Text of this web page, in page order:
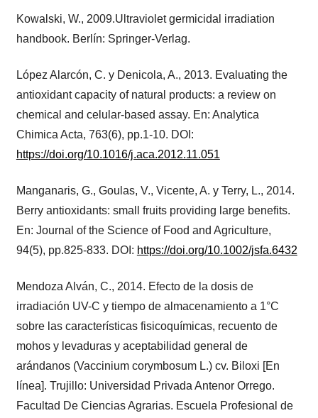
Kowalski, W., 2009.Ultraviolet germicidal irradiation
handbook. Berlín: Springer-Verlag.
López Alarcón, C. y Denicola, A., 2013. Evaluating the
antioxidant capacity of natural products: a review on
chemical and celular-based assay. En: Analytica
Chimica Acta, 763(6), pp.1-10. DOI:
https://doi.org/10.1016/j.aca.2012.11.051
Manganaris, G., Goulas, V., Vicente, A. y Terry, L., 2014.
Berry antioxidants: small fruits providing large benefits.
En: Journal of the Science of Food and Agriculture,
94(5), pp.825-833. DOI: https://doi.org/10.1002/jsfa.6432
Mendoza Alván, C., 2014. Efecto de la dosis de
irradiación UV-C y tiempo de almacenamiento a 1°C
sobre las características fisicoquímicas, recuento de
mohos y levaduras y aceptabilidad general de
arándanos (Vaccinium corymbosum L.) cv. Biloxi [En
línea]. Trujillo: Universidad Privada Antenor Orrego.
Facultad De Ciencias Agrarias. Escuela Profesional de